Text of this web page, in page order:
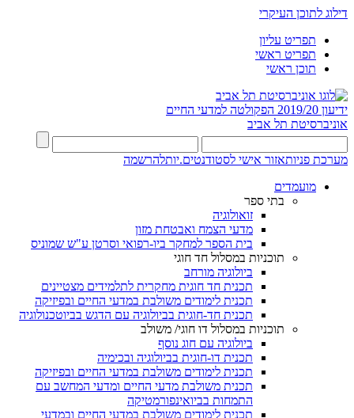
דילוג לתוכן העיקרי
תפריט עליון
תפריט ראשי
תוכן ראשי
ידיעון 2019/20
הפקולטה למדעי החיים
אוניברסיטת תל אביב
מערכת פניותאזור אישי לסטודנטים.יותלהרשמה
מועמדים
בתי ספר
זואולוגיה
מדעי הצמח ואבטחת מזון
בית הספר למחקר ביו-רפואי וסרטן ע"ש שמוניס
תוכניות במסלול חד חוגי
ביולוגיה מורחב
תכנית חד חוגית מחקרית לתלמידים מצטיינים
תכנית לימודים משולבת במדעי החיים ובפיזיקה
תכנית חד-חוגית בביולוגיה עם הדגש בביוטכנולוגיה
תוכניות במסלול דו חוגי/ משולב
ביולוגיה עם חוג נוסף
תכנית דו-חוגית בביולוגיה ובכימיה
תכנית לימודים משולבת במדעי החיים ובפיזיקה
תכנית משולבת מדעי החיים ומדעי המחשב עם
התמחות בביואינפורמטיקה
תכנית לימודים משולבת במדעי החיים ובמדעי